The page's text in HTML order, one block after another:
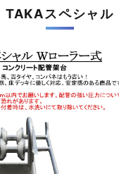
TAKAスペシャル